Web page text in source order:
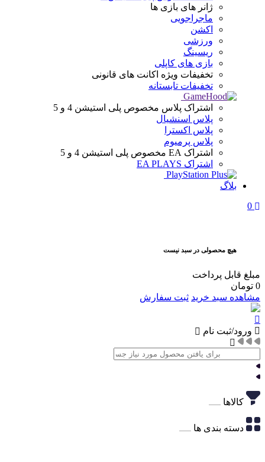
ژانر های بازی ها
ماجراجویی
اکشن
ورزشی
ریسینگ
بازی های کاپلی
تخفیفات ویژه اکانت های قانونی
تخفیفات تابستانه
اشتراک پلاس مخصوص پلی استیشن 4 و 5
پلاس اسنشیال
پلاس اکسترا
پلاس پرمیوم
اشتراک EA
مخصوص پلی استیشن 4 و 5
اشتراک EA PLAYS
بلاگ
0
هیچ محصولی در سبد نیست
مبلغ قابل پرداخت
0 تومان
مشاهده سبد خرید ثبت سفارش
ورود/ثبت نام
کالاها
دسته بندی ها